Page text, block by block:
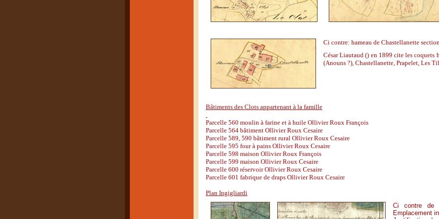
Ci contre: hameau de Chastellanette
César Liautaud () en 1899 cite les coquets
(Anouns ?), Chastellanette, Prapelet, Les
Bâtiments des Clots appartenant à la famille
Parcelle 560 moulin à farine et à huile Ollivier Roux François
Parcelle 564 bâtiment Ollivier Roux Cesaire
Parcelle 589, 590 bâtiment rural Ollivier Roux Cesaire
Parcelle 595 four à pains Ollivier Roux Cesaire
Parcelle 598 maison Ollivier Roux François
Parcelle 599 maison Ollivier Roux Cesaire
Parcelle 600 réservoir Ollivier Roux Cesaire
Parcelle 601 fabrique de draps Ollivier Roux Cesaire
Plan Ingigliardi
Ci contre de
Emplacement